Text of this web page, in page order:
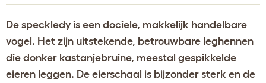
De speckledy is een dociele, makkelijk handelbare
vogel. Het zijn uitstekende, betrouwbare leghennen
die donker kastanjebruine, meestal gespikkelde
eieren leggen. De eierschaal is bijzonder sterk en de